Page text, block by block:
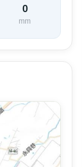
0
mm